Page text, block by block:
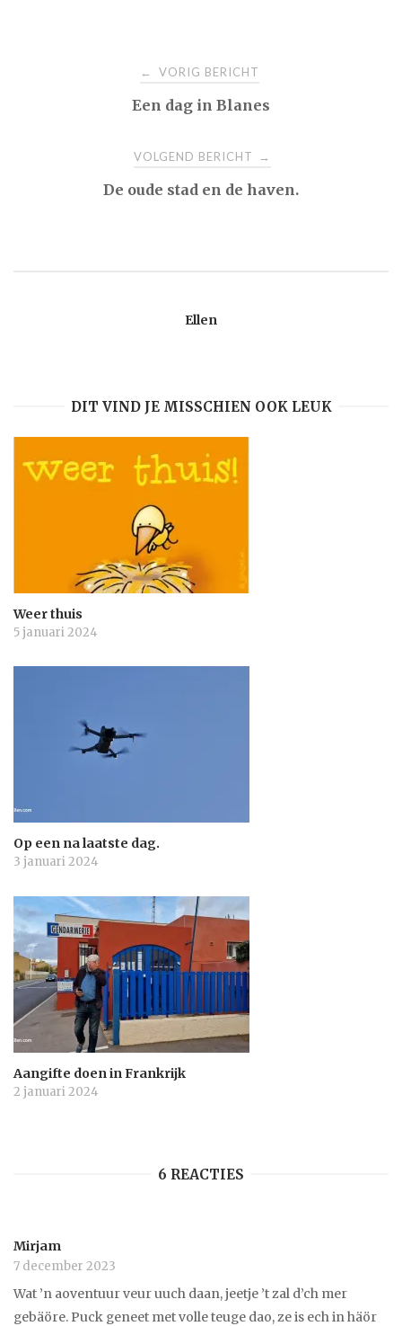
← VORIG BERICHT
Een dag in Blanes
VOLGEND BERICHT →
De oude stad en de haven.
Ellen
DIT VIND JE MISSCHIEN OOK LEUK
Weer thuis
5 januari 2024
Op een na laatste dag.
3 januari 2024
Aangifte doen in Frankrijk
2 januari 2024
6 REACTIES
Mirjam
7 december 2023
Wat ’n aoventuur veur uuch daan, jeetje ’t zal d’ch mer
gebäöre. Puck geneet met volle teuge dao, ze is ech in häör